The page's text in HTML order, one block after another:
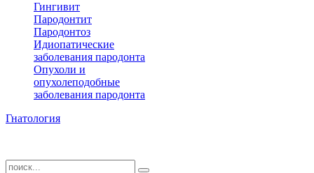
Гингивит
Пародонтит
Пародонтоз
Идиопатические
заболевания пародонта
Опухоли и
опухолеподобные
заболевания пародонта
Гнатология